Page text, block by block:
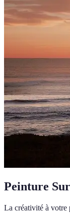
Peinture
La créativité à votre